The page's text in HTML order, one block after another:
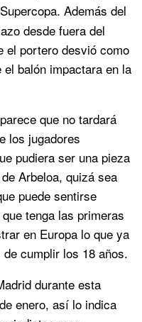
Además del
desde fuera del
el portero desvió como
balón impactara en la
que no tardará
los jugadores
pudiera ser una pieza
Arbeloa, quizá sea
puede sentirse
tenga las primeras
en Europa lo que ya
cumplir los 18 años.
durante esta
enero, así lo indica